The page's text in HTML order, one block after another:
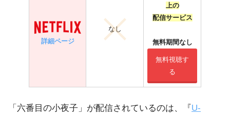
詳細ページ
なし
上の
配信サービス
無料期間なし
無料視聴す
る
「六番目の小夜子」が配信されているのは、『U-